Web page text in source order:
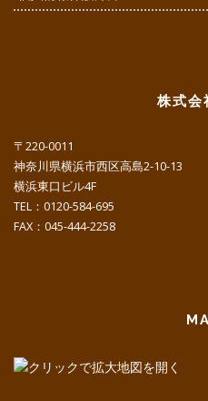
株式会
〒220-0011
神奈川県横浜市西区高島2-10-13
横浜東口ビル4F
TEL：0120-584-695
FAX：045-444-2258